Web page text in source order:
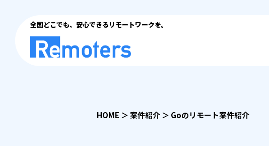
全国どこでも、安心できるリモートワークを。
HOME ＞案件紹介＞ Goのリモート案件紹介